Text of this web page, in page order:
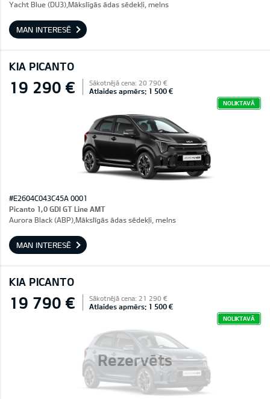
Yacht Blue (DU3),Mākslīgās ādas sēdekļi, melns
MAN INTERESĒ
KIA PICANTO
19 290 € Sākotnējā cena: 20 790 €
Atlaides apmērs: 1 500 €
NOLIKTAVĀ
#E2604C043C45A 0001
Picanto 1,0 GDI GT Line AMT
Aurora Black (ABP),Mākslīgās ādas sēdekļi, melns
MAN INTERESĒ
KIA PICANTO
Rezervēts
19 790 € Sākotnējā cena: 21 290 €
Atlaides apmērs: 1 500 €
NOLIKTAVĀ